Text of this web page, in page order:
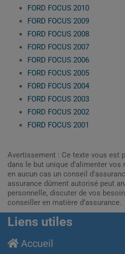
FORD FOCUS 2010
FORD FOCUS 2009
FORD FOCUS 2008
FORD FOCUS 2007
FORD FOCUS 2006
FORD FOCUS 2005
FORD FOCUS 2004
FORD FOCUS 2003
FORD FOCUS 2002
FORD FOCUS 2001
Avertissement : Ce texte vous est
dans le but unique d’alimenter
en aucun cas un conseil
assurance dûment autorisé peut
personnelle, discuter de vos
conseiller en matière d’assurance.
Liens utiles
Accueil